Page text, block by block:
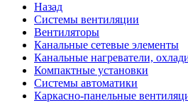
Назад
Системы вентиляции
Вентиляторы
Канальные сетевые элементы
Канальные нагреватели,
Компактные установки
Системы автоматики
Каркасно-панельные